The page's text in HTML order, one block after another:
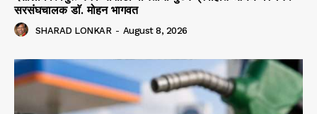
सरसंघचालक डाॅ. मोहन भागवत
SHARAD LONKAR - August 8, 2026